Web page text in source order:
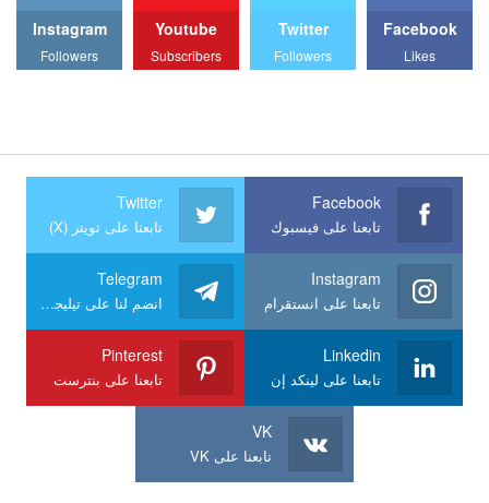
Facebook
Likes
Twitter
Followers
Youtube
Subscribers
Instagram
Followers
Facebook
تابعنا على فيسبوك
Twitter
تابعنا على تويتر (X)
Instagram
تابعنا على انستقرام
Telegram
انضم لنا على تيليجرام
Linkedin
تابعنا على لينكد إن
Pinterest
تابعنا على بنترست
VK
تابعنا على VK